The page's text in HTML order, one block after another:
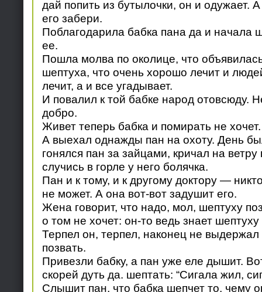
дай попить из бутылочки, он и одужает.
его забери.
Поблагодарила бабка пана да и начала
ее.
Пошла молва по околице, что
шептуха, что очень хорошо лечит и
лечит, а и все угадывает.
И повалил к той бабке народ отовсюду.
добро.
Живет теперь бабка и помирать не хочет.
А выехал однажды пан на охоту. День
гонялся пан за зайцами, кричал на ветру
случись в горле у него болячка.
Пан и к тому, и к другому доктору —
не может. А она вот-вот задушит его.
Жена говорит, что надо, мол, шептуху
о том не хочет: он-то ведь знает шептуху
Терпел он, терпел, наконец не выдержал
позвать.
Привезли бабку, а пан уже еле дышит.
скорей дуть да. шептать: “Сигала жил,
Слышит пан, что бабка шепчет то, чему